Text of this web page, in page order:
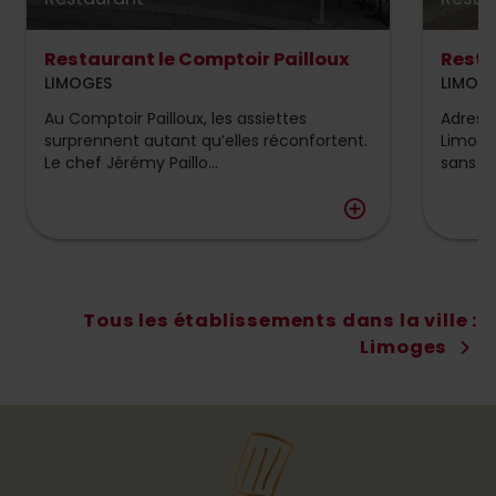
Restaurant le Comptoir Pailloux
LIMOGES
Au Comptoir Pailloux, les assiettes
surprennent autant qu’elles réconfortent.
Le chef Jérémy Paillo...
add_circle_outline
sans
Tous les établissements dans la ville :
Limoges
chevron_right